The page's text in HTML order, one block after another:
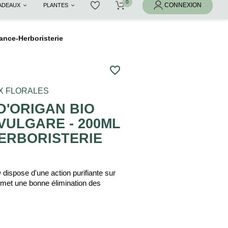
PLANTES
Herboristerie
favorite_border
FLORALES
BIO
- 200ML
d'une action purifiante sur
une bonne élimination des